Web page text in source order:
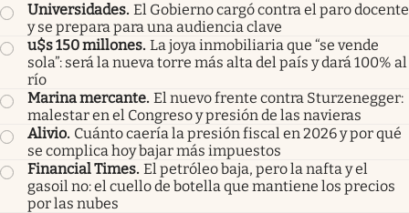
Universidades. El Gobierno cargó contra el paro docente
y se prepara para una audiencia clave
u$s 150 millones. La joya inmobiliaria que “se vende
sola”: será la nueva torre más alta del país y dará 100% al
río
Marina mercante. El nuevo frente contra Sturzenegger:
malestar en el Congreso y presión de las navieras
Alivio. Cuánto caería la presión fiscal en 2026 y por qué
se complica hoy bajar más impuestos
Financial Times. El petróleo baja, pero la nafta y el
gasoil no: el cuello de botella que mantiene los precios
por las nubes